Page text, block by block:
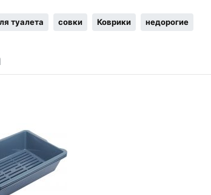
туалета совки Коврики недорогие